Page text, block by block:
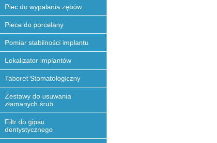
Piec do wypalania zębów
Piece do porcelany
Pomiar stabilności implantu
Lokalizator implantów
Taboret Stomatologiczny
Zestawy do usuwania
złamanych śrub
Filtr do gipsu
dentystycznego